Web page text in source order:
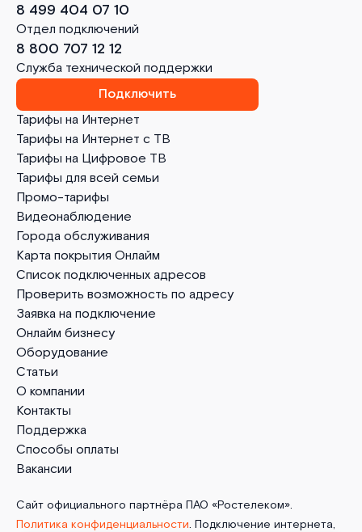
Тарифы на Интернет
Тарифы на Интернет с ТВ
Тарифы на Цифровое ТВ
Тарифы для всей семьи
Промо-тарифы
Видеонаблюдение
Города обслуживания
Карта покрытия Онлайм
Список подключенных адресов
Проверить возможность по адресу
Заявка на подключение
Онлайм бизнесу
Оборудование
Статьи
О компании
Контакты
Поддержка
Способы оплаты
Вакансии
8 499 404 07 10
Отдел подключений
8 800 707 12 12
Служба технической поддержки
Подключить
Сайт официального партнёра ПАО «Ростелеком».
Политика конфиденциальности. Подключение интернета,